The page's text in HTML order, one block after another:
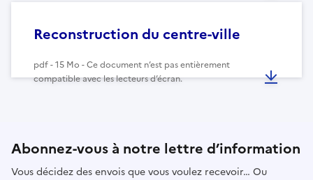
Reconstruction du centre-ville
pdf - 15 Mo - Ce document n’est pas entièrement
compatible avec les lecteurs d’écran.
Abonnez-vous à notre lettre d’information
Vous décidez des envois que vous voulez recevoir… Ou